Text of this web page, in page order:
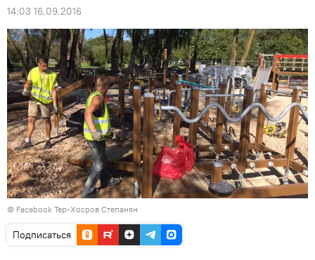
14:03 16.09.2016
© Facebook Тер-Хосров Степанян
Подписаться